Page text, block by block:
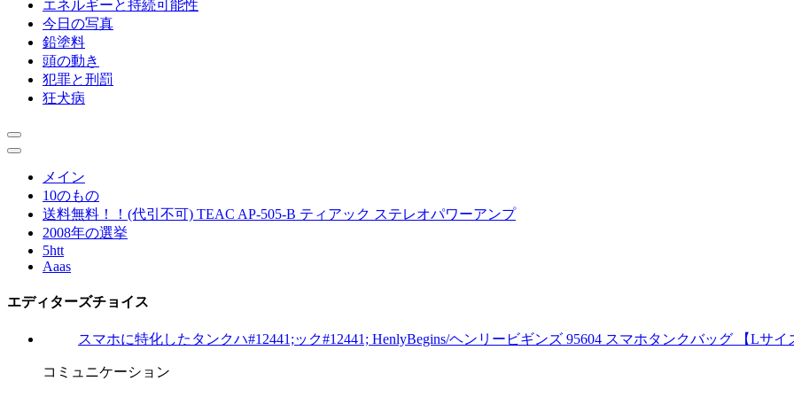
エネルギーと持続可能性
今日の写真
鉛塗料
頭の動き
犯罪と刑罰
狂犬病
メイン
10のもの
送料無料！！(代引不可) TEAC AP-505-B ティアック ステレオパワーアンプ
2008年の選挙
5htt
Aaas
エディターズチョイス
スマホに特化したタンクハ#12441;ック#12441; HenlyBegins/ヘンリービギンズ 95604 スマホタンクバッグ 【Lサイ
コミュニケーション